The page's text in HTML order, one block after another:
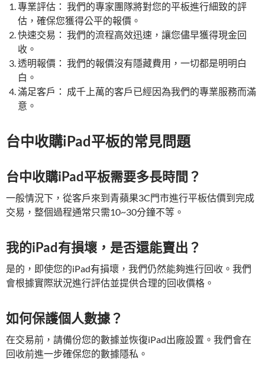
專業評估： 我們的專家團隊將對您的平板進行細致的評
估，確保您獲得公平的報價。
快速交易： 我們的流程高效迅速，讓您儘早獲得現金回
收。
透明報價： 我們的報價沒有隱藏費用，一切都是明明白
白。
滿足客戶： 成千上萬的客戶已經因為我們的專業服務而滿
意。
台中收購iPad平板的常見問題
台中收購iPad平板需要多長時間？
一般情況下，從客戶來到青蘋果3C門市進行平板估價到完成
交易，整個過程通常只需10~30分鐘不等。
我的iPad有損壞，是否還能賣出？
是的，即使您的iPad有損壞，我們仍然能夠進行回收。我們
會根據實際狀況進行評估並提供合理的回收價格。
如何保護個人數據？
在交易前，請備份您的數據並恢復iPad出廠設置。我們會在
回收前進一步確保您的數據隱私。